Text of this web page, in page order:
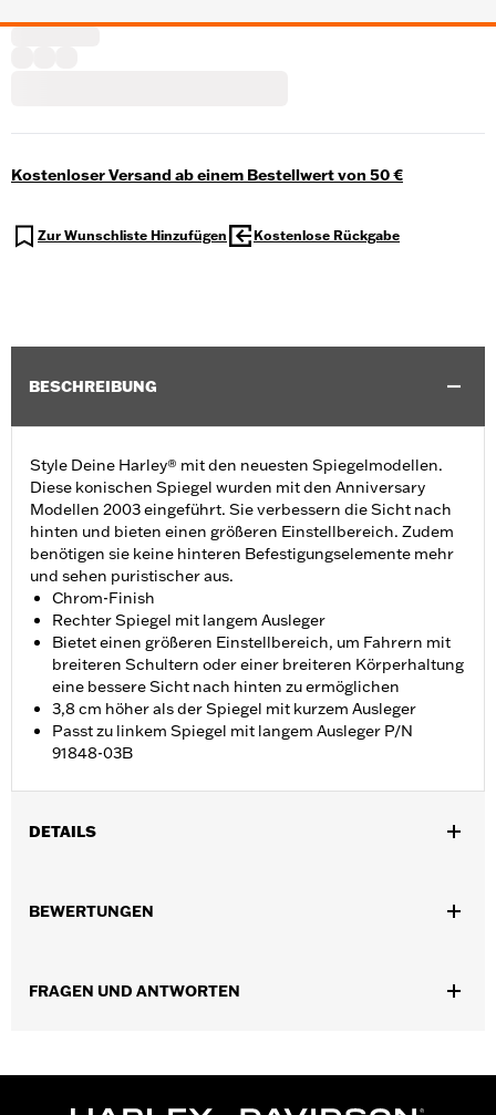
Kostenloser Versand ab einem Bestellwert von 50 €
Zur Wunschliste Hinzufügen Kostenlose Rückgabe
BESCHREIBUNG
Style Deine Harley® mit den neuesten Spiegelmodellen.
Diese konischen Spiegel wurden mit den Anniversary
Modellen 2003 eingeführt. Sie verbessern die Sicht nach
hinten und bieten einen größeren Einstellbereich. Zudem
benötigen sie keine hinteren Befestigungselemente mehr
und sehen puristischer aus.
Chrom-Finish
Rechter Spiegel mit langem Ausleger
Bietet einen größeren Einstellbereich, um Fahrern mit
breiteren Schultern oder einer breiteren Körperhaltung
eine bessere Sicht nach hinten zu ermöglichen
3,8 cm höher als der Spiegel mit kurzem Ausleger
Passt zu linkem Spiegel mit langem Ausleger P/N
91848-03B
DETAILS
von ’14 bis ’16, FLHTKSE ab ’14, FLHX ab ’24, FLHXSE ab ’23,
des Verkleidungssteckersatzes P/N 57300063 erforderlich.
BEWERTUNGEN
FRAGEN UND ANTWORTEN